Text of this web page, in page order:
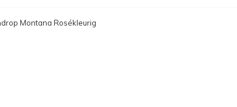
Montana Rosékleurig